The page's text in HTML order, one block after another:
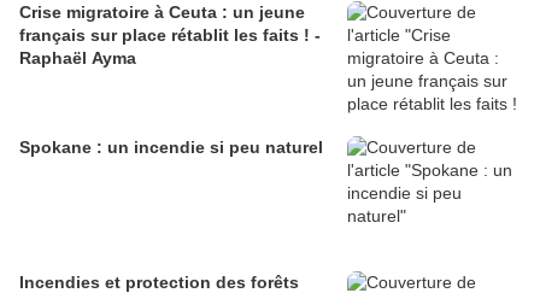
Crise migratoire à Ceuta : un jeune
français sur place rétablit les faits ! -
Raphaël Ayma
Spokane : un incendie si peu naturel
Incendies et protection des forêts